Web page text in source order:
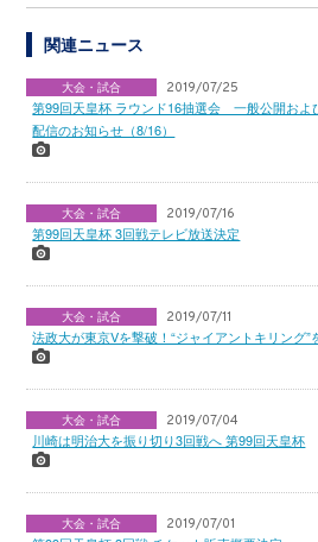
関連ニュース
大会・試合 2019/07/25
第99回天皇杯 ラウンド16抽選会 一般公開およ
配信のお知らせ（8/16）
大会・試合 2019/07/16
第99回天皇杯 3回戦テレビ放送決定
大会・試合 2019/07/11
法政大が東京Vを撃破！“ジャイアントキリング
大会・試合 2019/07/04
川崎は明治大を振り切り3回戦へ 第99回天皇杯
大会・試合 2019/07/01